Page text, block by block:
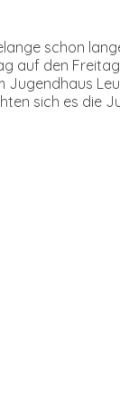
schon
auf den
sich es die